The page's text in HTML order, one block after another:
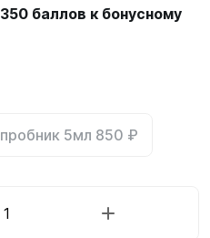
350 баллов к бонусному
пробник 5мл 850 ₽